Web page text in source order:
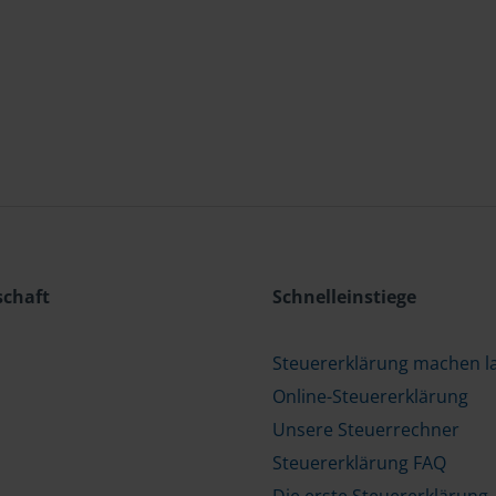
Schnelleinstiege
Steuererklärung machen
Online-Steuererklärung
Unsere Steuerrechner
Steuererklärung FAQ